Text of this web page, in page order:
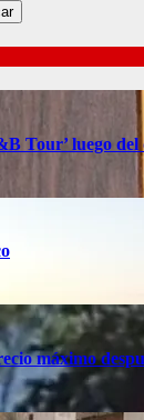
Tour’ luego
máximo